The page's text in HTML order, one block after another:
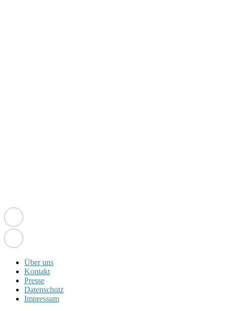
Über uns
Kontakt
Presse
Datenschutz
Impressum